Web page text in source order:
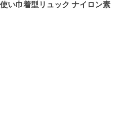
い巾着型リュック ナイロン素